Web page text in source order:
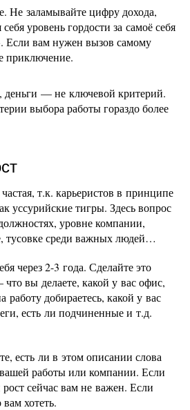
Не заламывайте цифру дохода,
уровень гордости за самоё себя
Если вам нужен вызов самому
приключение.
деньги — не ключевой критерий.
выбора работы гораздо более
т.к. карьеристов в принципе
уссурийские тигры. Здесь вопрос
уровне компании,
тусовке среди важных людей…
через 2-3 года. Сделайте это
вы делаете, какой у вас офис,
работу добираетесь, какой у вас
есть ли подчиненные и т.д.
есть ли в этом описании слова
работы или компании. Если
сейчас вам не важен. Если
хотеть.